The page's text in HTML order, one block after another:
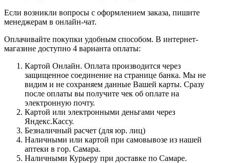
Если возникли вопросы с оформлением заказа, пишите
менеджерам в онлайн-чат.
Оплачивайте покупки удобным способом. В интернет-
магазине доступно 4 варианта оплаты:
Картой Онлайн. Оплата производится через
защищенное соединение на странице банка. Мы не
видим и не сохраняем данные Вашей карты. Сразу
после оплаты вы получите чек об оплате на
электронную почту.
Картой или электронными деньгами через
Яндекс.Кассу.
Безналичный расчет (для юр. лиц)
Наличными или картой при самовывозе из нашей
аптеки в гор. Самара.
Наличными Курьеру при доставке по Самаре.